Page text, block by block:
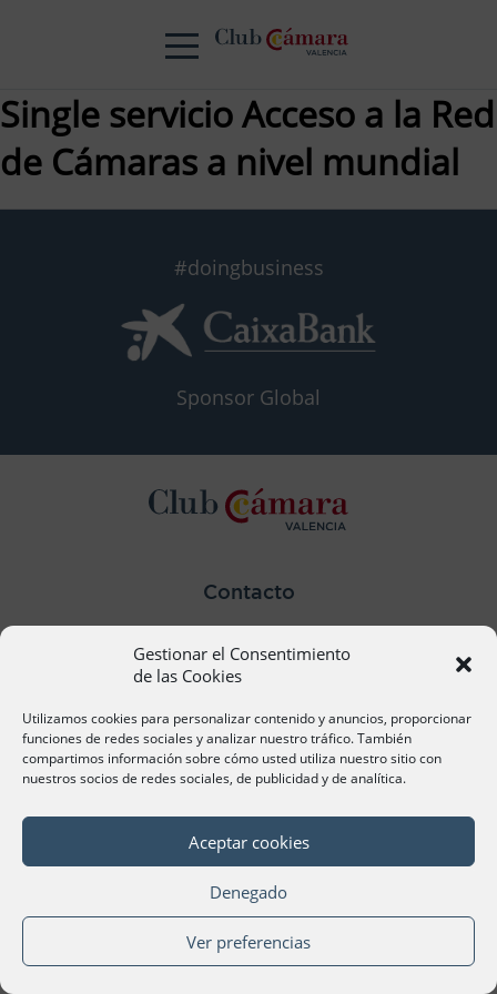
Gestionar el Consentimiento
de las Cookies
Utilizamos cookies para personalizar contenido y anuncios, proporcionar
funciones de redes sociales y analizar nuestro tráfico. También
compartimos información sobre cómo usted utiliza nuestro sitio con
nuestros socios de redes sociales, de publicidad y de analítica.
Aceptar cookies
Denegado
Ver preferencias
Single servicio Acceso a la Red
de Cámaras a nivel mundial
#doingbusiness
Sponsor Global
Contacto
acervera@camaravalencia.com
961 366 212
Síguenos
©Cámara Oficial de Comercio, Industria, Servicios y
Navegación de València 2020